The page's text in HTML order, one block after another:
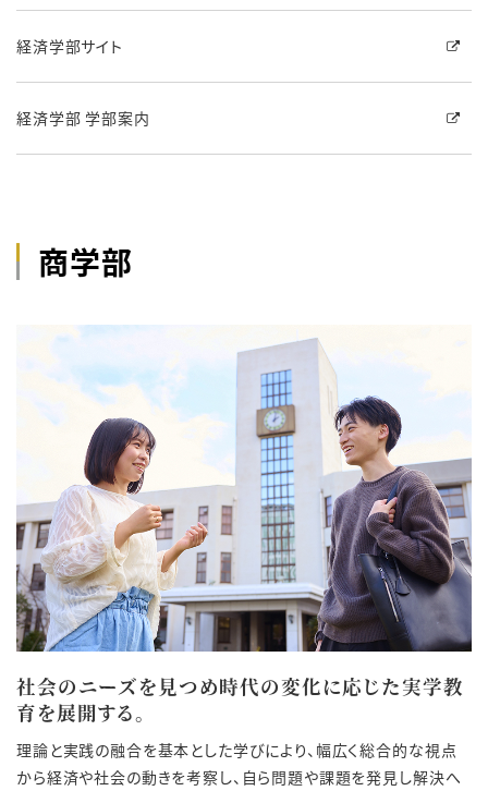
経済学部サイト
経済学部 学部案内
商学部
社会のニーズを見つめ時代の変化に応じた実学教
育を展開する。
理論と実践の融合を基本とした学びにより、幅広く総合的な視点
から経済や社会の動きを考察し、自ら問題や課題を発見し解決へ